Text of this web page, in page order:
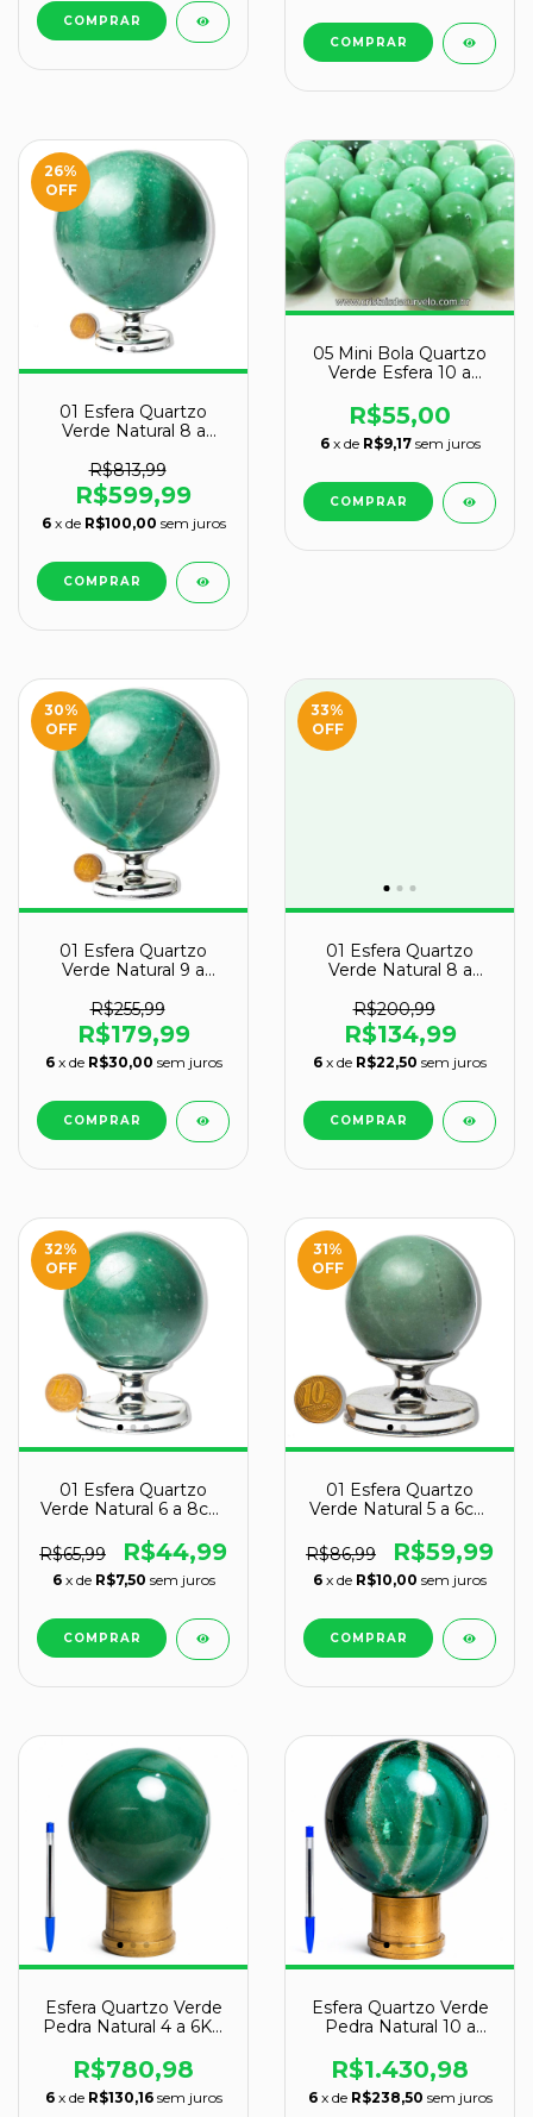
26%
OFF
01 Esfera Quartzo
Verde Natural 8 a
R$813,99
R$599,99
6 x de R$100,00 sem juros
05 Mini Bola Quartzo
Verde Esfera 10 a
REFF 225442
R$55,00
6 x de R$9,17 sem juros
30%
OFF
01 Esfera Quartzo
Verde Natural 9 a
R$255,99
R$179,99
6 x de R$30,00 sem juros
33%
OFF
01 Esfera Quartzo
Verde Natural 8 a
R$200,99
R$134,99
6 x de R$22,50 sem juros
32%
OFF
01 Esfera Quartzo
Verde Natural 6 a 8cm
R$65,99
R$44,99
6 x de R$7,50 sem juros
31%
OFF
01 Esfera Quartzo
Verde Natural 5 a 6cm
R$86,99
R$59,99
6 x de R$10,00 sem juros
Esfera Quartzo Verde
Pedra Natural 4 a 6Kg
R$780,98
6 x de R$130,16 sem juros
Esfera Quartzo Verde
Pedra Natural 10 a
R$1.430,98
6 x de R$238,50 sem juros